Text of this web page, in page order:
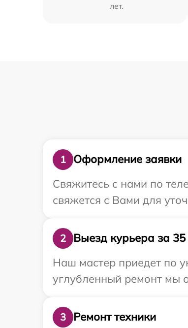
лет.
1
Оформление заявки
Свяжитесь с нами по
свяжется с Вами для
2
Выезд курьера за 35
Наш мастер приедет по
углубленный ремонт мы
3
Ремонт техники